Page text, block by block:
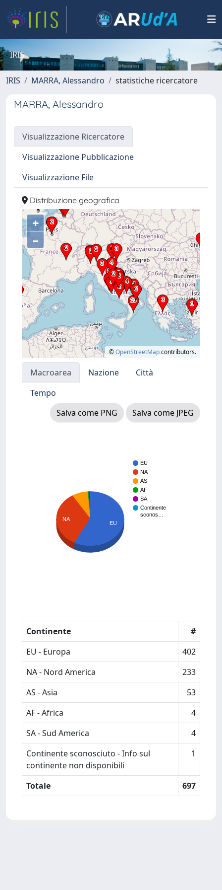
IRIS
IRIS MARRA, Alessandro statistiche ricercatore
MARRA, Alessandro
Visualizzazione Ricercatore
Visualizzazione Pubblicazione
Visualizzazione File
Distribuzione geografica
+
–
©OpenStreetMapcontributors.
Macroarea Nazione
Città
Tempo
Salva come PNG
Salva come JPEG
EU
NA
AS
AF
SA
Continente
sconos…
NA
EU
Continente
#
EU - Europa
402
NA - Nord America
233
AS - Asia
53
AF - Africa
4
SA - Sud America
4
Continente sconosciuto - Info sul
continente non disponibili
1
Totale 697